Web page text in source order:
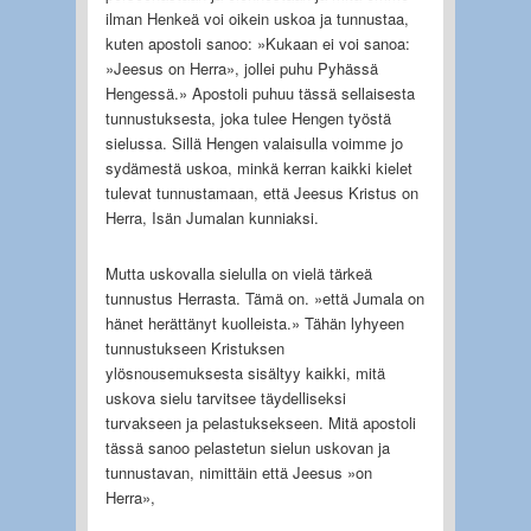
ilman Henkeä voi oikein uskoa ja tunnustaa,
kuten apostoli sanoo: »Kukaan ei voi sanoa:
»Jeesus on Herra», jollei puhu Pyhässä
Hengessä.» Apostoli puhuu tässä sellaisesta
tunnustuksesta, joka tulee Hengen työstä
sielussa. Sillä Hengen valaisulla voimme jo
sydämestä uskoa, minkä kerran kaikki kielet
tulevat tunnustamaan, että Jeesus Kristus on
Herra, Isän Jumalan kunniaksi.
Mutta uskovalla sielulla on vielä tärkeä
tunnustus Herrasta. Tämä on. »että Jumala on
hänet herättänyt kuolleista.» Tähän lyhyeen
tunnustukseen Kristuksen
ylösnousemuksesta sisältyy kaikki, mitä
uskova sielu tarvitsee täydelliseksi
turvakseen ja pelastuksekseen. Mitä apostoli
tässä sanoo pelastetun sielun uskovan ja
tunnustavan, nimittäin että Jeesus »on
Herra»,